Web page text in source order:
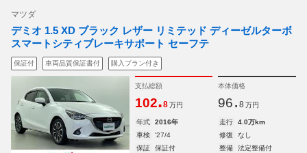
マツダ
デミオ 1.5 XD ブラック レザー リミテッド ディーゼルターボ
スマートシティブレーキサポート セーフテ
保証付 車両品質保証書付 購入プラン付き
支払総額
102.8 万円
本体価格
96. 8 万円
年式 2016年 走行
4.0万km
車検
'27/4 修復
なし
保証
保証付 整備
法定整備付